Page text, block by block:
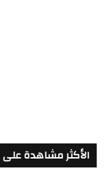
الأكثر مشاهدة